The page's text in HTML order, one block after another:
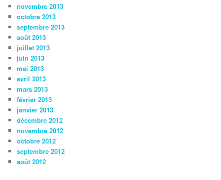
novembre 2013
octobre 2013
septembre 2013
août 2013
juillet 2013
juin 2013
mai 2013
avril 2013
mars 2013
février 2013
janvier 2013
décembre 2012
novembre 2012
octobre 2012
septembre 2012
août 2012